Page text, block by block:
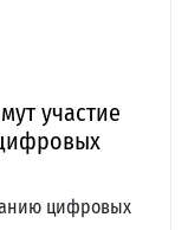
участие
цифровых